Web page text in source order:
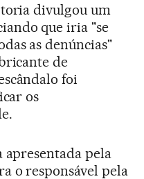
divulgou um
que iria "se
as denúncias"
de
foi
os
apresentada pela
o responsável pela